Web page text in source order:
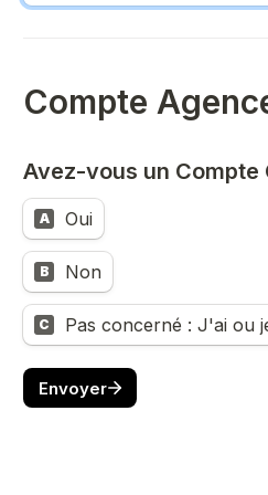
Compte
Avez-vous un Compte
A Oui
B Non
C Pas concerné : J'ai ou
Envoyer